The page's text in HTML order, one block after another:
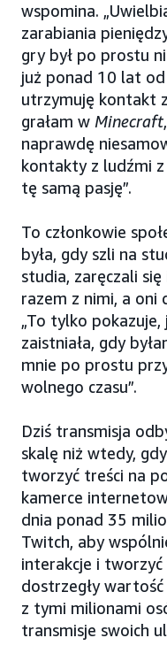
wspomina.
zarabiania
gry był po prostu
już ponad 10 lat
utrzymuję kontakt
grałam w Minecraft
naprawdę
kontakty z ludźmi
tę samą pasję”.
To członkowie
była, gdy szli na
studia, zaręczali
razem z nimi, a
„To tylko
zaistniała, gdy
mnie po prostu
wolnego czasu”.
Dziś transmisja
skalę niż wtedy,
tworzyć treści na
kamerce
dnia ponad 35
Twitch, aby
interakcje i tworzyć
dostrzegły wartość
z tymi milionami
transmisje swoich